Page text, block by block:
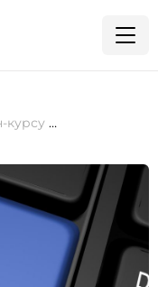
Шість кроків для створення онлайн-курсу на оцінку 5/5